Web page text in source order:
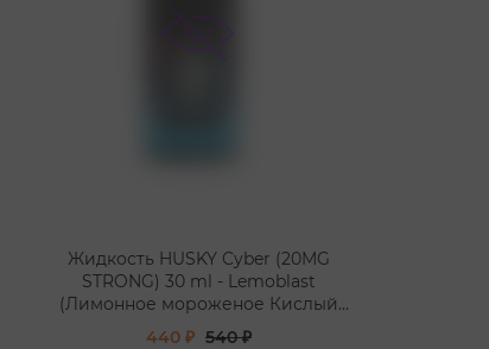
Жидкость HUSKY Cyber (20MG
STRONG) 30 ml - Lemoblast
(Лимонное мороженое Кислый
скитлс)
440 ₽ 540 ₽